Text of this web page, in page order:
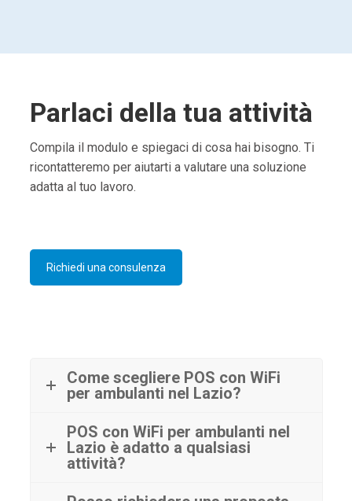
Parlaci della tua attività
Compila il modulo e spiegaci di cosa hai bisogno. Ti
ricontatteremo per aiutarti a valutare una soluzione
adatta al tuo lavoro.
Richiedi una consulenza
Come scegliere POS con WiFi
per ambulanti nel Lazio?
POS con WiFi per ambulanti nel
Lazio è adatto a qualsiasi
attività?